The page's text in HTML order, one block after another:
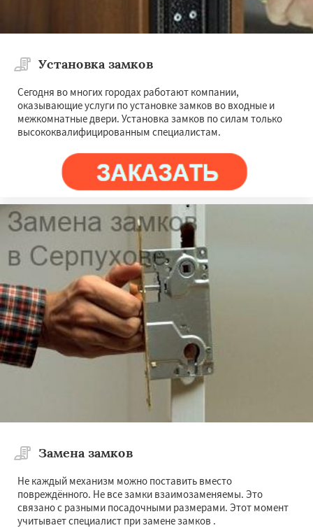
Установка замков
Сегодня во многих городах работают компании,
оказывающие услуги по установке замков во входные и
межкомнатные двери. Установка замков по силам только
высококвалифицированным специалистам.
Замена замков
Не каждый механизм можно поставить вместо
повреждённого. Не все замки взаимозаменяемы. Это
связано с разными посадочными размерами. Этот момент
учитывает специалист при замене замков .